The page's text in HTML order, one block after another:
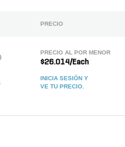
PRECIO
PRECIO AL POR MENOR
$26.014/Each
INICIA SESIÓN Y
VE TU PRECIO.